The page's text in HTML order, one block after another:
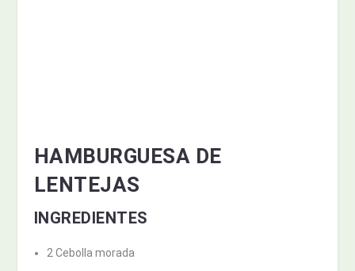
HAMBURGUESA DE
LENTEJAS
INGREDIENTES
2 Cebolla morada